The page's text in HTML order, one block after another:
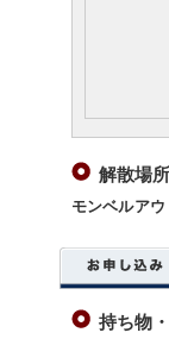
解散場所
モンベルア
持ち物